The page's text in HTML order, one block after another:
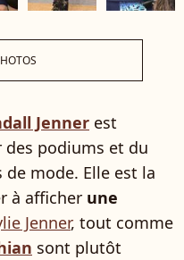
Jenner est
podiums et du
de mode. Elle est la
à afficher une
Jenner, tout comme
sont plutôt